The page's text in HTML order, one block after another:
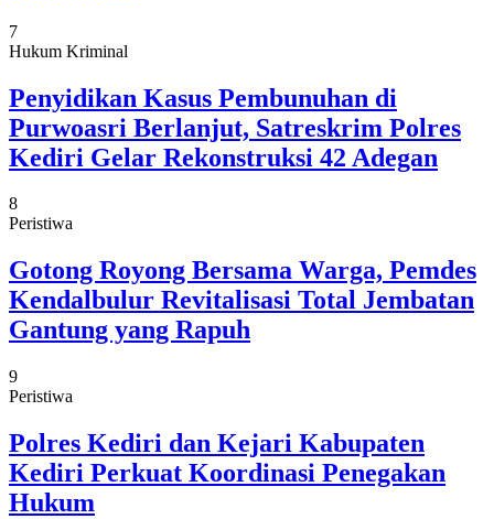
7
Hukum Kriminal
Penyidikan Kasus Pembunuhan di
Purwoasri Berlanjut, Satreskrim Polres
Kediri Gelar Rekonstruksi 42 Adegan
8
Peristiwa
Gotong Royong Bersama Warga, Pemdes
Kendalbulur Revitalisasi Total Jembatan
Gantung yang Rapuh
9
Peristiwa
Polres Kediri dan Kejari Kabupaten
Kediri Perkuat Koordinasi Penegakan
Hukum